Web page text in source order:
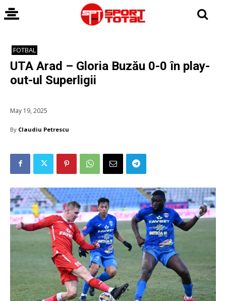
FOTBAL
UTA Arad – Gloria Buzău 0-0 în play-
out-ul Superligii
May 19, 2025
By Claudiu Petrescu